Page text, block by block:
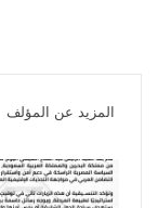
المزيد عن المؤلف